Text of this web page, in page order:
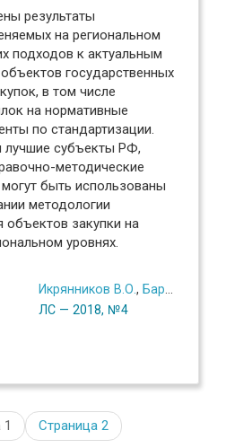
результаты
на региональном
подходов к актуальным
государственных
в том числе
на нормативные
по стандартизации.
субъекты РФ,
методические
быть использованы
методологии
объектов закупки на
уровнях.
Икрянников В.О. , Барыкин А.Н.
ЛС — 2018, №4
Страница 2